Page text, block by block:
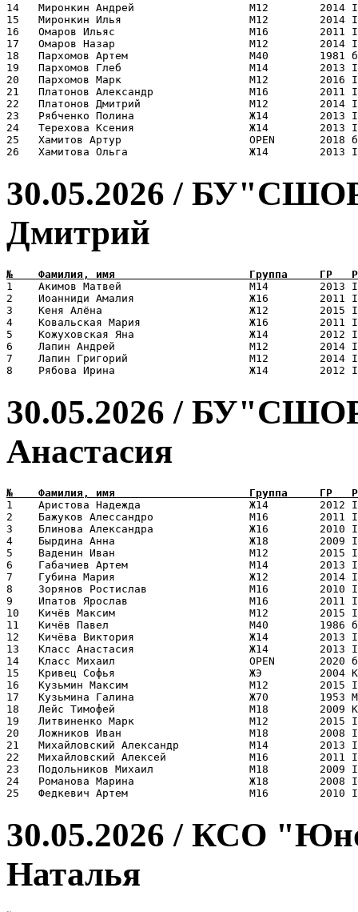
14   Миронкин Андрей                  М12
15   Миронкин Илья                    М12
16   Омаров Ильяс                     М16
17   Омаров Назар                     М12
18   Пархомов Артем                   М40
19   Пархомов Глеб                    М14
20   Пархомов Марк                    М12
21   Платонов Александр               М16
22   Платонов Дмитрий                 М12
23   Рябченко Полина                  Ж14
24   Терехова Ксения                  Ж14
25   Хамитов Артур                    OPEN
30.05.2026 /
Дмитрий
1    Акимов Матвей                    М14
2    Иоанниди Амалия                  Ж16
3    Кеня Алёна                       Ж12
4    Ковальская Мария                 Ж16
5    Кожуховская Яна                  Ж14
6    Лапин Андрей                     М12
7    Лапин Григорий                   М12
30.05.2026 /
Анастасия
1    Аристова Надежда                 Ж14
2    Бажуков Алессандро               М16
3    Блинова Александра               Ж16
4    Бырдина Анна                     Ж18
5    Ваденин Иван                     М12
6    Габачиев Артем                   М14
7    Губина Мария                     Ж12
8    Зорянов Ростислав                М16
9    Ипатов Ярослав                   М16
10   Кичёв Максим                     М12
11   Кичёв Павел                      М40
12   Кичёва Виктория                  Ж14
13   Класс Анастасия                  Ж14
14   Класс Михаил                     OPEN
15   Кривец Софья                     ЖЭ
16   Кузьмин Максим                   М12
17   Кузьмина Галина                  Ж70
18   Лейс Тимофей                     М18
19   Литвиненко Марк                  М12
20   Ложников Иван                    М18
21   Михайловский Александр           М14
22   Михайловский Алексей             М16
23   Подольников Михаил               М18
24   Романова Марина                  Ж18
30.05.2026 / КСО
Наталья